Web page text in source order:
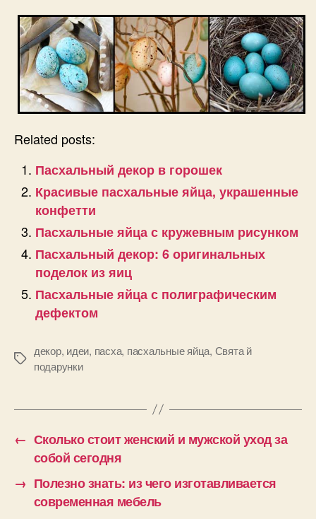
Related posts:
Пасхальный декор в горошек
Красивые пасхальные яйца, украшенные
конфетти
Пасхальные яйца с кружевным рисунком
Пасхальный декор: 6 оригинальных
поделок из яиц
Пасхальные яйца с полиграфическим
дефектом
Позначки
декор, идеи, пасха, пасхальные яйца, Свята й
подарунки
← Сколько стоит женский и мужской уход за
собой сегодня
→ Полезно знать: из чего изготавливается
современная мебель